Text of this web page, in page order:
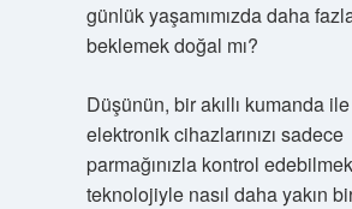
günlük yaşamımızda daha
beklemek doğal mı?
Düşünün, bir akıllı kumanda
elektronik cihazlarınızı sadece
parmağınızla kontrol
teknolojiyle nasıl daha yakın